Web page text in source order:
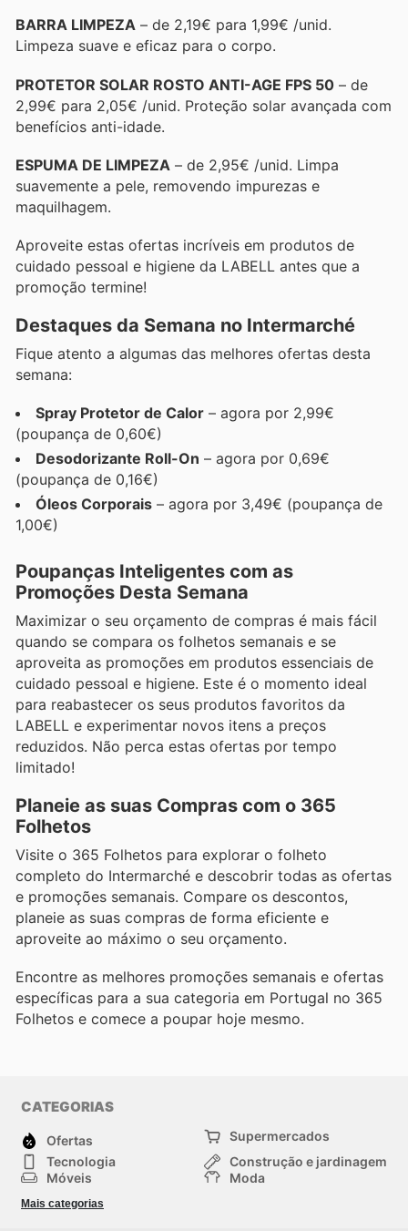
BARRA LIMPEZA – de 2,19€ para 1,99€ /unid.
Limpeza suave e eficaz para o corpo.
PROTETOR SOLAR ROSTO ANTI-AGE FPS 50 – de
2,99€ para 2,05€ /unid. Proteção solar avançada com
benefícios anti-idade.
ESPUMA DE LIMPEZA – de 2,95€ /unid. Limpa
suavemente a pele, removendo impurezas e
maquilhagem.
Aproveite estas ofertas incríveis em produtos de
cuidado pessoal e higiene da LABELL antes que a
promoção termine!
Destaques da Semana no Intermarché
Fique atento a algumas das melhores ofertas desta
semana:
Spray Protetor de Calor – agora por 2,99€
(poupança de 0,60€)
Desodorizante Roll-On – agora por 0,69€
(poupança de 0,16€)
Óleos Corporais – agora por 3,49€ (poupança de
1,00€)
Poupanças Inteligentes com as
Promoções Desta Semana
Maximizar o seu orçamento de compras é mais fácil
quando se compara os folhetos semanais e se
aproveita as promoções em produtos essenciais de
cuidado pessoal e higiene. Este é o momento ideal
para reabastecer os seus produtos favoritos da
LABELL e experimentar novos itens a preços
reduzidos. Não perca estas ofertas por tempo
limitado!
Planeie as suas Compras com o 365
Folhetos
Visite o 365 Folhetos para explorar o folheto
completo do Intermarché e descobrir todas as ofertas
e promoções semanais. Compare os descontos,
planeie as suas compras de forma eficiente e
aproveite ao máximo o seu orçamento.
Encontre as melhores promoções semanais e ofertas
específicas para a sua categoria em Portugal no 365
Folhetos e comece a poupar hoje mesmo.
CATEGORIAS
Ofertas
Supermercados
Tecnologia
Construção e jardinagem
Móveis
Moda
Crianças
Mais categorias